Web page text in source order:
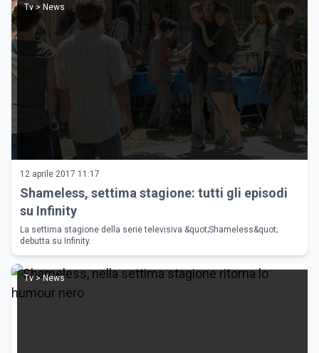
Tv > News
12 aprile 2017 11:17
Shameless, settima stagione: tutti gli episodi
su Infinity
La settima stagione della serie televisiva &quot;Shameless&quot;
debutta su Infinity.
Tv > News